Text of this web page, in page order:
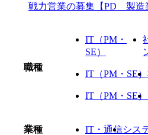
戦力営業の募集【PD 製造
職種
IT（PM・
SE）
IT（PM・SE）
IT（PM・SE）
業種 IT・通信シス